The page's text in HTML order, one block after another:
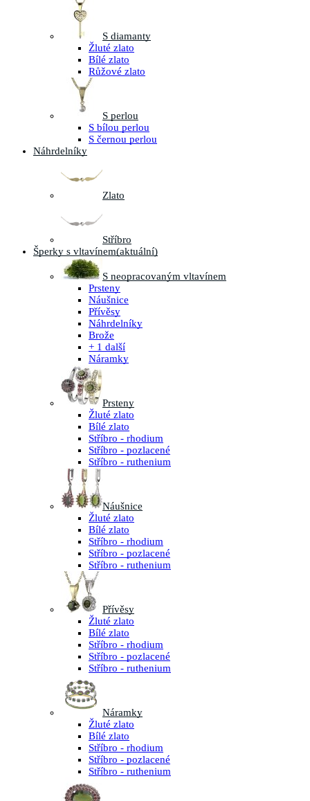
S diamanty
Žluté zlato
Bílé zlato
Růžové zlato
S perlou
S bílou perlou
S černou perlou
Náhrdelníky
Zlato
Stříbro
Šperky s vltavínem(aktuální)
S neopracovaným vltavínem
Prsteny
Náušnice
Přívěsy
Náhrdelníky
Brože
+ 1 další
Náramky
Prsteny
Žluté zlato
Bílé zlato
Stříbro - rhodium
Stříbro - pozlacené
Stříbro - ruthenium
Náušnice
Žluté zlato
Bílé zlato
Stříbro - rhodium
Stříbro - pozlacené
Stříbro - ruthenium
Přívěsy
Žluté zlato
Bílé zlato
Stříbro - rhodium
Stříbro - pozlacené
Stříbro - ruthenium
Náramky
Žluté zlato
Bílé zlato
Stříbro - rhodium
Stříbro - pozlacené
Stříbro - ruthenium